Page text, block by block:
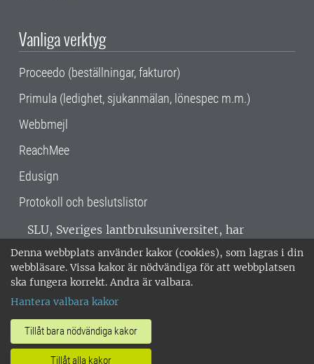
Denna webbplats använder kakor (cookies), som lagras i din
webbläsare. Vissa kakor är nödvändiga för att webbplatsen
ska fungera korrekt. Andra är valbara.
Hantera valbara kakor
Tillåt bara nödvändiga kakor
Tillåt alla kakor
Vanliga verktyg
Proceedo (beställningar, fakturor)
Primula (ledighet, sjukanmälan, lönespec m.m.)
Webbmejl
ReachMee
Edusign
Protokoll och beslutslistor
SLU, Sveriges lantbruksuniversitet, har
verksamhet över hela Sverige. Huvudorter är
Alnarp, Uppsala och Umeå.SLU är
miljöcertifierat enligt ISO 14001. •
018-67 10 00 • Org nr: 202100-2817 •
Om SLU:s webbplatser
•Hantera kakor•Behandling av